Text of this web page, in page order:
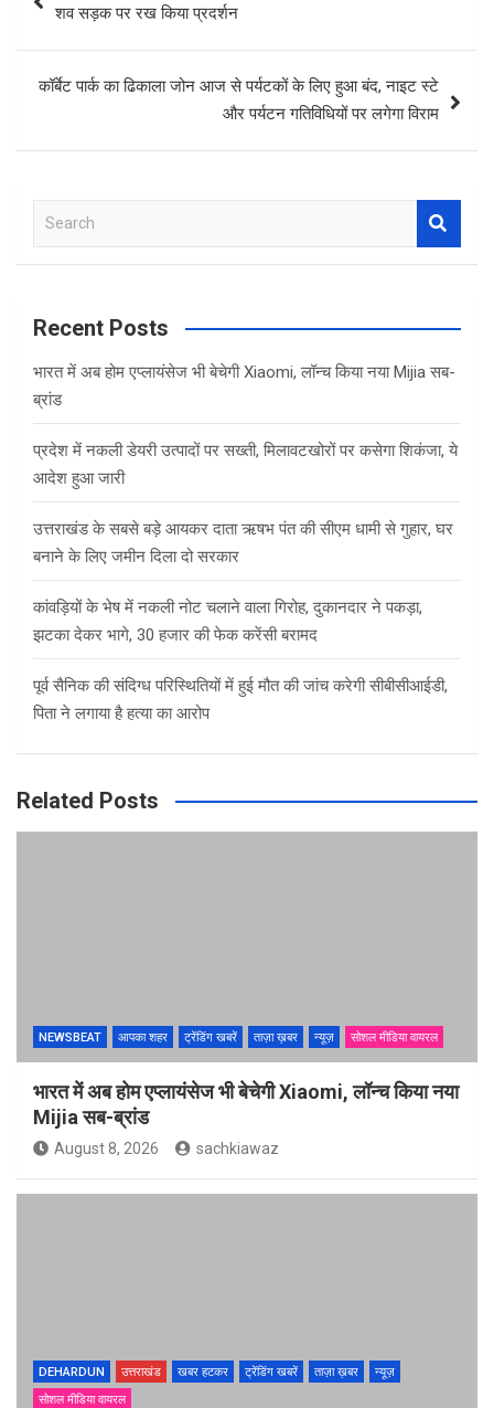
शव सड़क पर रख किया प्रदर्शन
कॉर्बेट पार्क का ढिकाला जोन आज से पर्यटकों के लिए हुआ बंद, नाइट स्टे
और पर्यटन गतिविधियों पर लगेगा विराम
a
c
Recent Posts
भारत में अब होम एप्लायंसेज भी बेचेगी Xiaomi, लॉन्च किया नया Mijia सब-
ब्रांड
प्रदेश में नकली डेयरी उत्पादों पर सख्ती, मिलावटखोरों पर कसेगा शिकंजा, ये
आदेश हुआ जारी
उत्तराखंड के सबसे बड़े आयकर दाता ऋषभ पंत की सीएम धामी से गुहार, घर
बनाने के लिए जमीन दिला दो सरकार
कांवड़ियों के भेष में नकली नोट चलाने वाला गिरोह, दुकानदार ने पकड़ा,
झटका देकर भागे, 30 हजार की फेक करेंसी बरामद
पूर्व सैनिक की संदिग्ध परिस्थितियों में हुई मौत की जांच करेगी सीबीसीआईडी,
पिता ने लगाया है हत्या का आरोप
Related Posts
NEWSBEAT आपका शहर ट्रेंडिंग खबरें ताज़ा ख़बर न्यूज़ सोशल मीडिया वायरल
भारत में अब होम एप्लायंसेज भी बेचेगी Xiaomi, लॉन्च किया नया
Mijia सब-ब्रांड
August 8, 2026 sachkiawaz
DEHARDUN उत्तराखंड खबर हटकर ट्रेंडिंग खबरें ताज़ा ख़बर
न्यूज़
सोशल मीडिया वायरल